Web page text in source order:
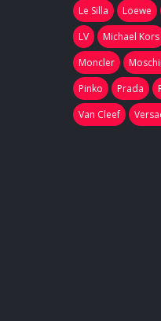
Le Silla
Loewe
LV
Michael Kors
Moncler
Pinko
Prada
Van Cleef